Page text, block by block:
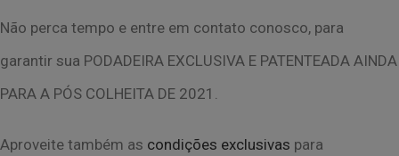
Não perca tempo e entre em contato conosco, para
garantir sua PODADEIRA EXCLUSIVA E PATENTEADA AINDA
PARA A PÓS COLHEITA DE 2021.
Aproveite também as condições exclusivas para